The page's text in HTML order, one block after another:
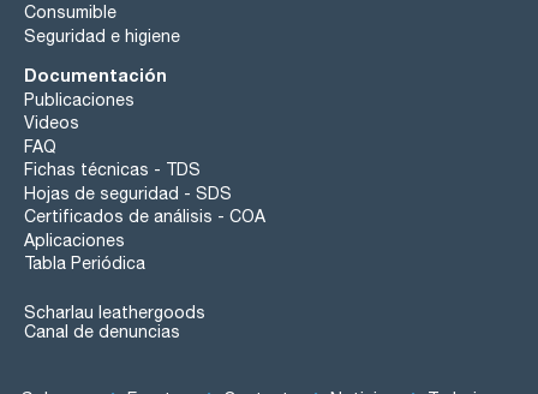
Consumible
Seguridad e higiene
Documentación
Publicaciones
Videos
FAQ
Fichas técnicas - TDS
Hojas de seguridad - SDS
Certificados de análisis - COA
Aplicaciones
Tabla Periódica
Scharlau leathergoods
Canal de denuncias